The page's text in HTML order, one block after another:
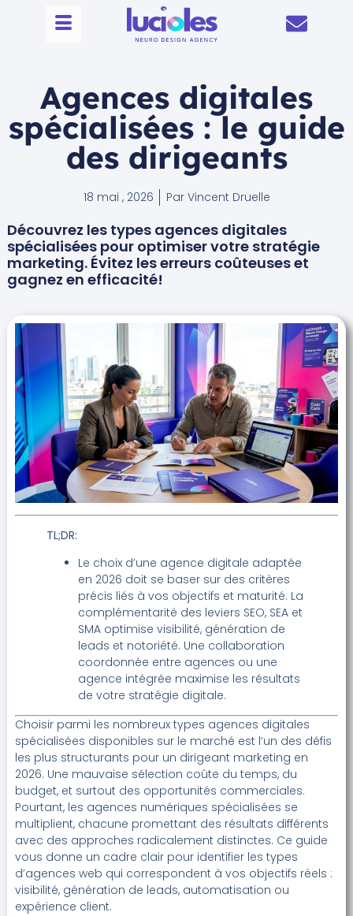
Agences digitales
spécialisées : le guide
des dirigeants
18 mai , 2026 ParVincent Druelle
Découvrez les types agences digitales
spécialisées pour optimiser votre stratégie
marketing. Évitez les erreurs coûteuses et
gagnez en efficacité!
TL;DR:
Le choix d’une agence digitale adaptée
en 2026 doit se baser sur des critères
précis liés à vos objectifs et maturité. La
complémentarité des leviers SEO, SEA et
SMA optimise visibilité, génération de
leads et notoriété. Une collaboration
coordonnée entre agences ou une
agence intégrée maximise les résultats
de votre stratégie digitale.
Choisir parmi les nombreux types agences digitales
spécialisées disponibles sur le marché est l’un des défis
les plus structurants pour un dirigeant marketing en
2026. Une mauvaise sélection coûte du temps, du
budget, et surtout des opportunités commerciales.
Pourtant, les agences numériques spécialisées se
multiplient, chacune promettant des résultats différents
avec des approches radicalement distinctes. Ce guide
vous donne un cadre clair pour identifier les types
d’agences web qui correspondent à vos objectifs réels :
visibilité, génération de leads, automatisation ou
expérience client.